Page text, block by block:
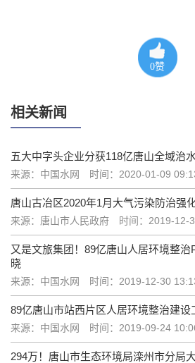
0赞
相关新闻
五大中字头企业分获118亿唐山全域治
来源：中国水网 时间：2020-01-09
唐山古冶区2020年1月大气污染防治强
来源：唐山市人民政府 时间：2019-12-
又是文旅集团！89亿唐山人居环境整
晓
来源：中国水网 时间：2019-12-30
89亿唐山市站西片区人居环境整治建
来源：中国水网 时间：2019-09-24
294万！唐山市生态环境局滦州市分局